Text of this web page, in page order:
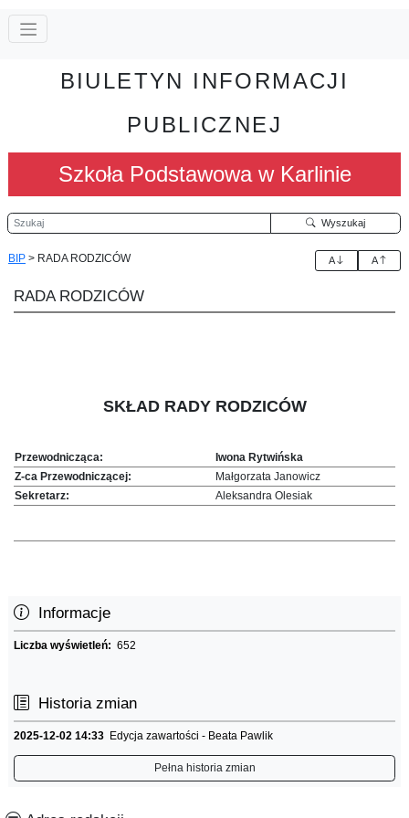
BIULETYN INFORMACJI
PUBLICZNEJ
Szkoła Podstawowa w Karlinie
Szukaj Wyszukaj
BIP > RADA RODZICÓW A A
RADA RODZICÓW
SKŁAD RADY RODZICÓW
Przewodnicząca:
Iwona Rytwińska
Z-ca Przewodniczącej:
Małgorzata Janowicz
Sekretarz:
Aleksandra Olesiak
Informacje
Liczba wyświetleń: 652
Historia zmian
2025-12-02 14:33 Edycja zawartości - Beata Pawlik
Pełna historia zmian